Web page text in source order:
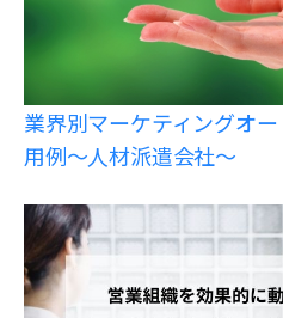
業界別マーケティングオ
用例〜人材派遣会社〜